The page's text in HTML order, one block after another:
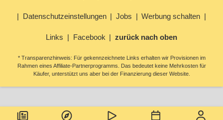
Datenschutzeinstellungen Jobs Werbung schalten
Links Facebook zurück nach oben
* Transparenzhinweis: Für gekennzeichnete Links erhalten wir Provisionen im
Rahmen eines Affiliate-Partnerprogramms. Das bedeutet keine Mehrkosten für
Käufer, unterstützt uns aber bei der Finanzierung dieser Website.